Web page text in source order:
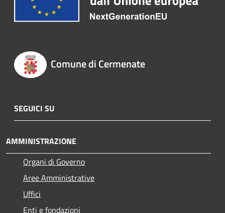
Comune di Cermenate
SEGUICI SU
AMMINISTRAZIONE
Organi di Governo
Aree Amministrative
Uffici
Enti e fondazioni